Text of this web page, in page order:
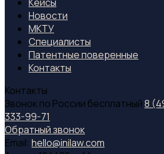
Новости
МКТУ
Специалиcты
Патентные поверенные
Контакты
Контакты
Звонок по России бесплатный8
333-99-71
Обратный звонок
Email: hello@inilaw.com